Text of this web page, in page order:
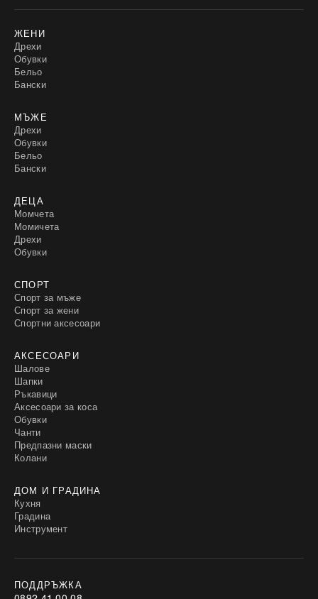
ЖЕНИ
Дрехи
Обувки
Бельо
Бански
МЪЖЕ
Дрехи
Обувки
Бельо
Бански
ДЕЦА
Момчета
Момичета
Дрехи
Обувки
СПОРТ
Спорт за мъже
Спорт за жени
Спортни аксесоари
АКСЕСОАРИ
Шалове
Шапки
Ръкавици
Аксесоари за коса
Обувки
Чанти
Предпазни маски
Колани
ДОМ И ГРАДИНА
Кухня
Градина
Инструмент
ПОДДРЪЖКА